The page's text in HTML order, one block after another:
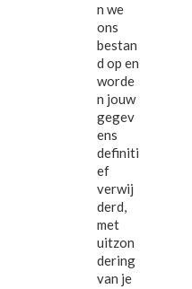
n we
ons
bestan
d op en
worde
n jouw
gegev
ens
definiti
ef
verwij
derd,
met
uitzon
dering
van je